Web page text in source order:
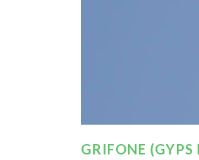
GRIFONE (GYPS